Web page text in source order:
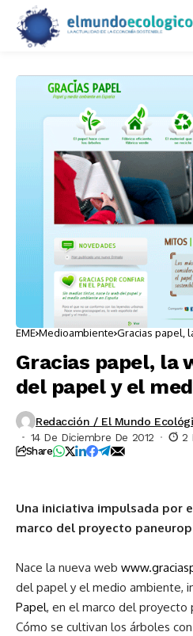
EME Medioambiente Gracias papel,
Gracias papel, la
del papel y el
Redacción / El Mundo
14 De Diciembre De 2012
2
Share
Una iniciativa impulsada por
marco del proyecto
Nace la nueva web
del papel y el medio ambiente,
Papel, en el marco del proyecto
Cómo se cultivan los árboles